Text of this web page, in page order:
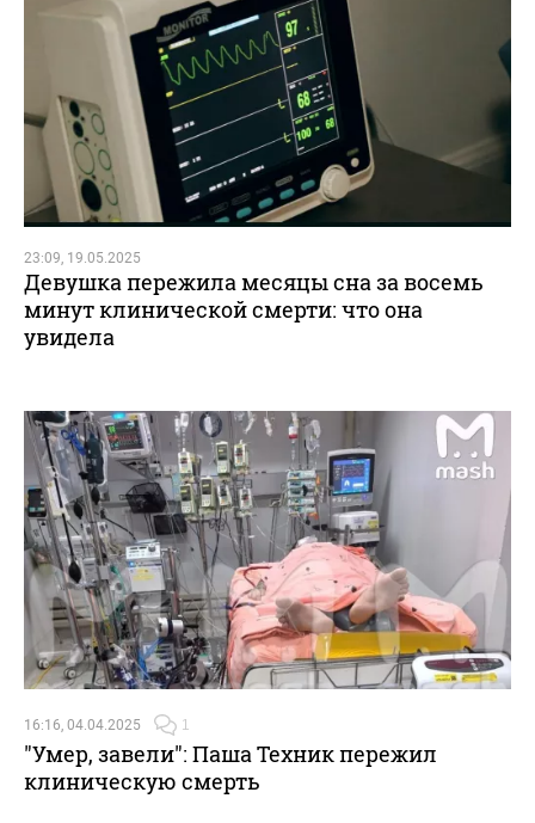
23:09, 19.05.2025
Девушка пережила месяцы сна за восемь
минут клинической смерти: что она
увидела
16:16, 04.04.2025 1
"Умер, завели": Паша Техник пережил
клиническую смерть